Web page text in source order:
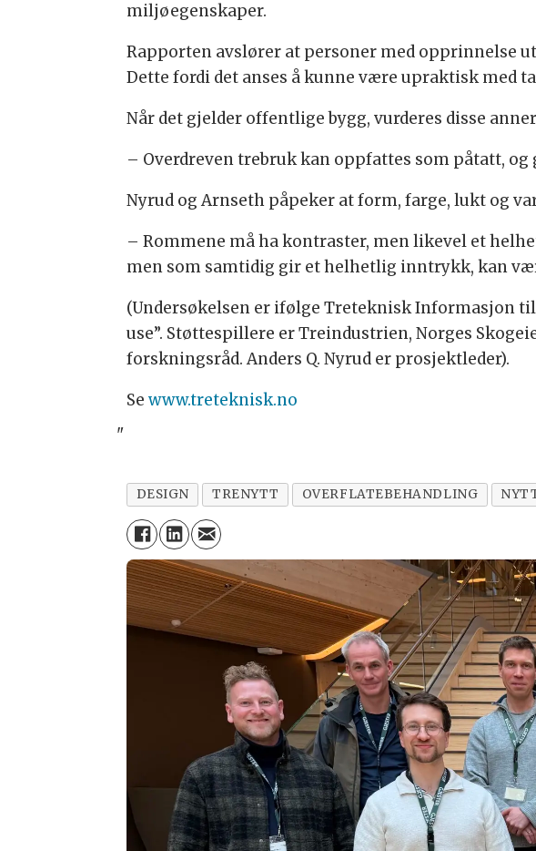
miljøegenskaper.
Rapporten avslører at personer med opprinnelse
Dette fordi det anses å kunne være upraktisk med
Når det gjelder offentlige bygg, vurderes disse
– Overdreven trebruk kan oppfattes som påtatt,
Nyrud og Arnseth påpeker at form, farge, lukt og
– Rommene må ha kontraster, men likevel et
men som samtidig gir et helhetlig inntrykk, kan
(Undersøkelsen er ifølge Treteknisk Informasjon
use”. Støttespillere er Treindustrien, Norges
forskningsråd. Anders Q. Nyrud er prosjektleder).
Sewww.treteknisk.no
"
DESIGN TRENYTT OVERFLATEBEHANDLING